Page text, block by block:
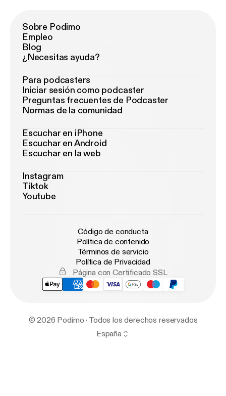
Sobre Podimo
Empleo
Blog
¿Necesitas ayuda?
Para podcasters
Iniciar sesión como podcaster
Preguntas frecuentes de Podcaster
Normas de la comunidad
Escuchar en iPhone
Escuchar en Android
Escuchar en la web
Instagram
Tiktok
Youtube
Código de conducta
Política de contenido
Términos de servicio
Política de Privacidad
Página con Certificado SSL
© 2026 Podimo · Todos los derechos reservados
España